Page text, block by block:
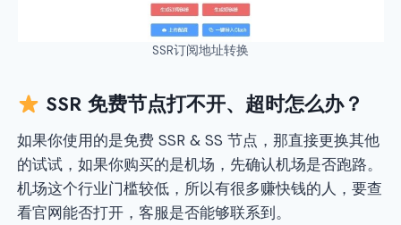
SSR订阅地址转换
SSR 免费节点打不开、超时怎么办？
如果你使用的是免费 SSR & SS 节点，那直接更换其他
的试试，如果你购买的是机场，先确认机场是否跑路。
机场这个行业门槛较低，所以有很多赚快钱的人，要查
看官网能否打开，客服是否能够联系到。